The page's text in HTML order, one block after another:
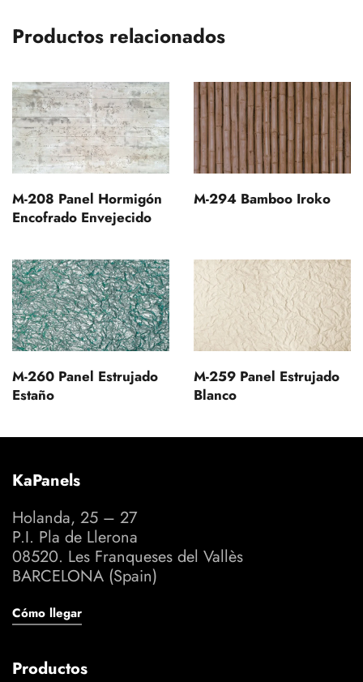
Productos relacionados
M-208 Panel Hormigón
Encofrado Envejecido
M-294 Bamboo Iroko
M-260 Panel Estrujado
Estaño
M-259 Panel Estrujado
Blanco
KaPanels
Holanda, 25 – 27
P.I. Pla de Llerona
08520. Les Franqueses del Vallès
BARCELONA (Spain)
Cómo llegar
Productos